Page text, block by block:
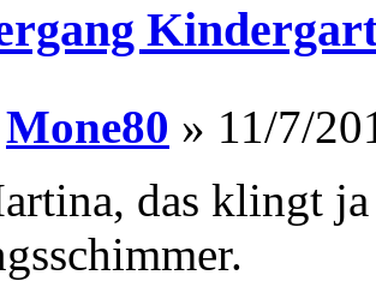
Mone80 » 11/7/
das klingt ja